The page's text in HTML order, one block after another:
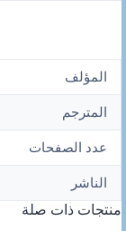
المؤلف
المترجم
عدد الصفحات
الناشر
منتجات ذات صلة